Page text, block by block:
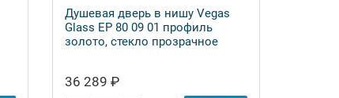
Душевая дверь в нишу Vegas
Glass EP 80 09 01 профиль
золото, стекло прозрачное
36 289 ₽